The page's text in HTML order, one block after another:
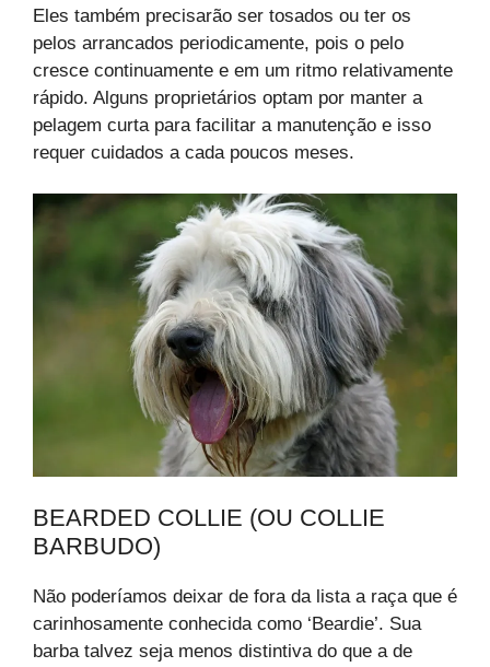
Eles também precisarão ser tosados ou ter os
pelos arrancados periodicamente, pois o pelo
cresce continuamente e em um ritmo relativamente
rápido. Alguns proprietários optam por manter a
pelagem curta para facilitar a manutenção e isso
requer cuidados a cada poucos meses.
BEARDED COLLIE (OU COLLIE
BARBUDO)
Não poderíamos deixar de fora da lista a raça que é
carinhosamente conhecida como ‘Beardie’. Sua
barba talvez seja menos distintiva do que a de